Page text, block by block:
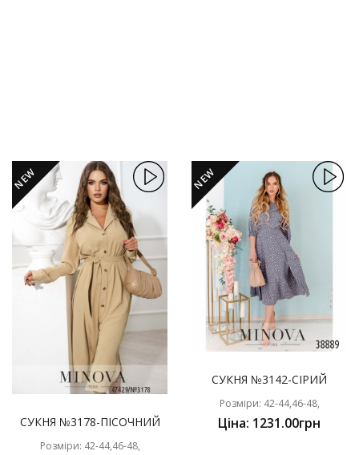
NEW
СУКНЯ №3178-ПІСОЧНИЙ
Розміри: 42-44,46-48,
NEW
СУКНЯ №3142-СІРИЙ
Розміри: 42-44,46-48,
Ціна: 1231.00грн